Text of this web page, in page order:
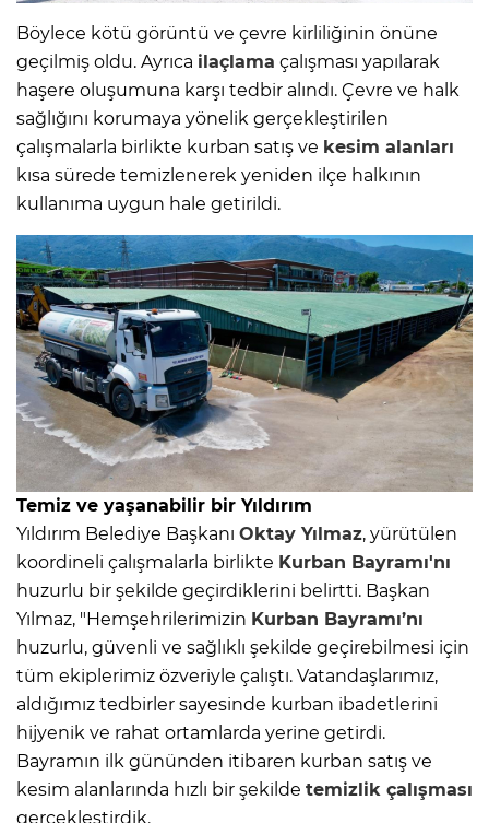
Böylece kötü görüntü ve çevre kirliliğinin önüne
geçilmiş oldu. Ayrıca ilaçlama çalışması yapılarak
haşere oluşumuna karşı tedbir alındı. Çevre ve halk
sağlığını korumaya yönelik gerçekleştirilen
çalışmalarla birlikte kurban satış ve kesim alanları
kısa sürede temizlenerek yeniden ilçe halkının
kullanıma uygun hale getirildi.
Temiz ve yaşanabilir bir Yıldırım
Yıldırım Belediye Başkanı Oktay Yılmaz, yürütülen
koordineli çalışmalarla birlikte Kurban Bayramı'nı
huzurlu bir şekilde geçirdiklerini belirtti. Başkan
Yılmaz, "Hemşehrilerimizin Kurban Bayramı’nı
huzurlu, güvenli ve sağlıklı şekilde geçirebilmesi için
tüm ekiplerimiz özveriyle çalıştı. Vatandaşlarımız,
aldığımız tedbirler sayesinde kurban ibadetlerini
hijyenik ve rahat ortamlarda yerine getirdi.
Bayramın ilk gününden itibaren kurban satış ve
kesim alanlarında hızlı bir şekilde temizlik çalışması
gerçekleştirdik.